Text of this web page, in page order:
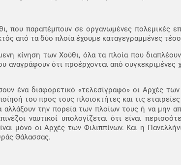
που παραπέμπουν σε οργανωμένες πολεμικές
από τα δύο πλοία έχουμε καταγεγραμμένες
κίνηση των Χούθι, όλα τα πλοία που
αναγράφουν ότι προέρχονται από
ένα διαφορετικό «τελεσίγραφο» οι Αρχές
του προς τους πλοιοκτήτες και τις
την πορεία των πλοίων τους ή να μην
ναυτικοί υπολογίζεται ότι είναι
μόνο οι Αρχές των Φιλιππίνων. Και η
Θάλασσας.